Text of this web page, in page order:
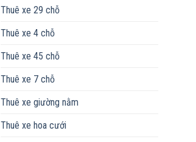
Thuê xe 29 chỗ
Thuê xe 4 chỗ
Thuê xe 45 chỗ
Thuê xe 7 chỗ
Thuê xe giường nằm
Thuê xe hoa cưới